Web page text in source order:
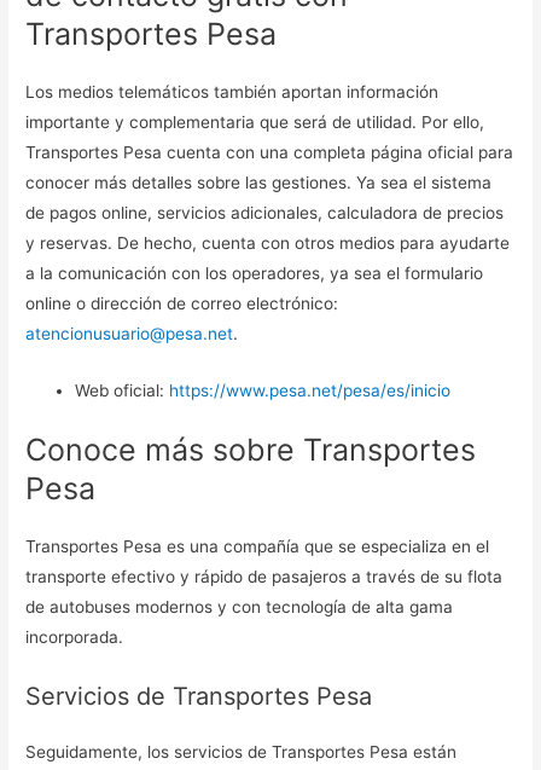
Transportes Pesa
Los medios telemáticos también aportan información
importante y complementaria que será de utilidad. Por ello,
Transportes Pesa cuenta con una completa página oficial para
conocer más detalles sobre las gestiones. Ya sea el sistema
de pagos online, servicios adicionales, calculadora de precios
y reservas. De hecho, cuenta con otros medios para ayudarte
a la comunicación con los operadores, ya sea el formulario
online o dirección de correo electrónico:
atencionusuario@pesa.net.
Web oficial: https://www.pesa.net/pesa/es/inicio
Conoce más sobre Transportes
Pesa
Transportes Pesa es una compañía que se especializa en el
transporte efectivo y rápido de pasajeros a través de su flota
de autobuses modernos y con tecnología de alta gama
incorporada.
Servicios de Transportes Pesa
Seguidamente, los servicios de Transportes Pesa están